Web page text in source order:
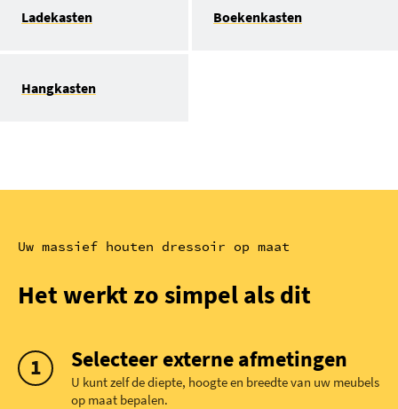
Ladekasten Boekenkasten
Hangkasten
Uw massief houten dressoir op maat
Het werkt zo simpel als dit
Selecteer externe afmetingen
U kunt zelf de diepte, hoogte en breedte van uw meubels
op maat bepalen.